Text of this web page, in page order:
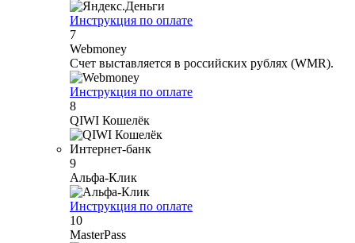
Инструкция по оплате
7
Webmoney
Счет выставляется в российских рублях (WMR).
Инструкция по оплате
8
QIWI Кошелёк
Интернет-банк
9
Альфа-Клик
Инструкция по оплате
10
MasterPass